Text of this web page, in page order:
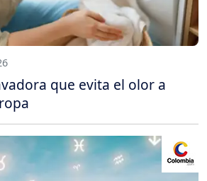
que evita el olor a